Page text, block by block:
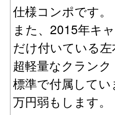
仕様コンポです。
また、2015年キ
だけ付いている
超軽量なクラン
標準で付属して
万円弱もします。